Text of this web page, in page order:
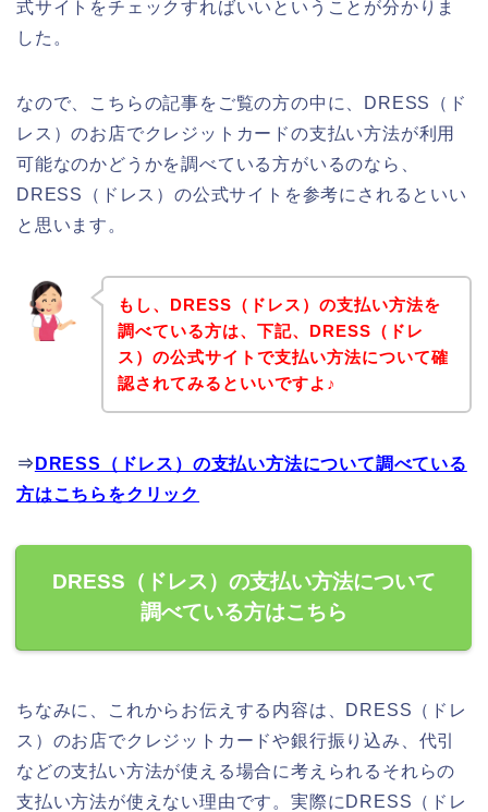
式サイトをチェックすればいいということが分かりま
した。
なので、こちらの記事をご覧の方の中に、DRESS（ド
レス）のお店でクレジットカードの支払い方法が利用
可能なのかどうかを調べている方がいるのなら、
DRESS（ドレス）の公式サイトを参考にされるといい
と思います。
もし、DRESS（ドレス）の支払い方法を
調べている方は、下記、DRESS（ドレ
ス）の公式サイトで支払い方法について確
認されてみるといいですよ♪
⇒ DRESS（ドレス）の支払い方法について調べている
方はこちらをクリック
DRESS（ドレス）の支払い方法について
調べている方はこちら
ちなみに、これからお伝えする内容は、DRESS（ドレ
ス）のお店でクレジットカードや銀行振り込み、代引
などの支払い方法が使える場合に考えられるそれらの
支払い方法が使えない理由です。実際にDRESS（ドレ